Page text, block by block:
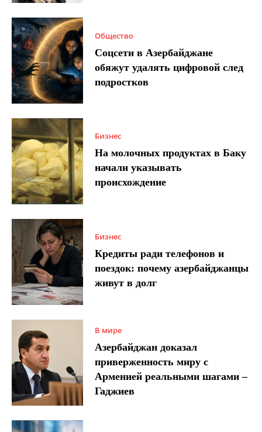
Общество
Соцсети в Азербайджане
обяжут удалять цифровой след
подростков
Бизнес
На молочных продуктах в Баку
начали указывать
происхождение
Бизнес
Кредиты ради телефонов и
поездок: почему азербайджанцы
живут в долг
В мире
Азербайджан доказал
приверженность миру с
Арменией реальными шагами –
Гаджиев